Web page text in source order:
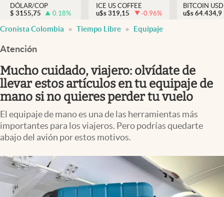
México
Actualidad
Colombia
DÓLAR/COP
$ 3155,75 0.18%
ICE US COFFEE
u$s 319,15 -0.96%
BITCOIN USD
u$s 64.434,9
Cronista Colombia Tiempo Libre Equipaje
Atención
Mucho cuidado, viajero: olvídate de
llevar estos artículos en tu equipaje de
mano si no quieres perder tu vuelo
El equipaje de mano es una de las herramientas más
importantes para los viajeros. Pero podrías quedarte
abajo del avión por estos motivos.